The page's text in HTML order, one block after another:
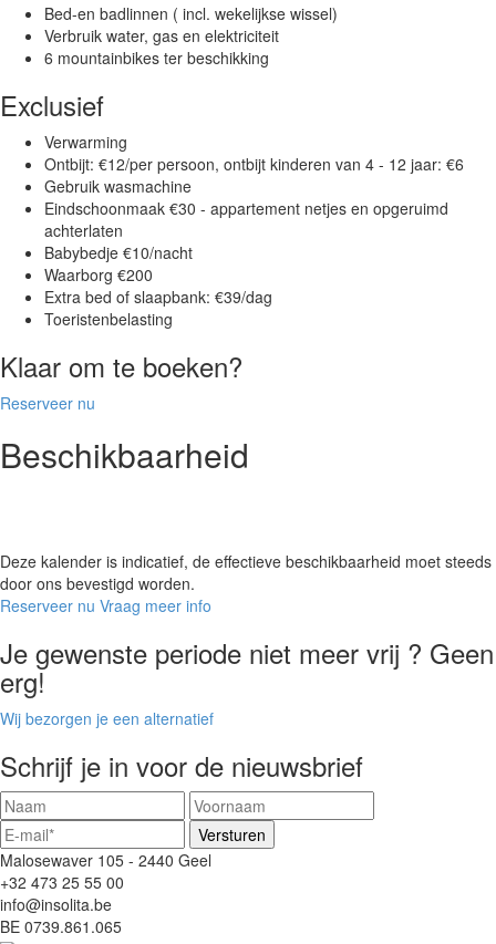
Bed-en badlinnen ( incl. wekelijkse wissel)
Verbruik water, gas en elektriciteit
6 mountainbikes ter beschikking
Exclusief
Verwarming
Ontbijt: €12/per persoon, ontbijt kinderen van 4 - 12 jaar: €6
Gebruik wasmachine
Eindschoonmaak €30 - appartement netjes en opgeruimd
achterlaten
Babybedje €10/nacht
Waarborg €200
Extra bed of slaapbank: €39/dag
Toeristenbelasting
Klaar om te boeken?
Reserveer nu
Beschikbaarheid
Deze kalender is indicatief, de effectieve beschikbaarheid moet steeds
door ons bevestigd worden.
Reserveer nu Vraag meer info
Je gewenste periode niet meer vrij ? Geen
erg!
Wij bezorgen je een alternatief
Schrijf je in voor de nieuwsbrief
Malosewaver 105 - 2440 Geel
+32 473 25 55 00
info@insolita.be
BE 0739.861.065